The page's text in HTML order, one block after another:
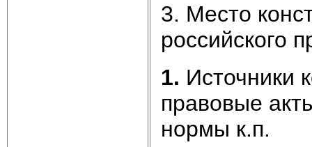
3. Место
российского
1. Источники
правовые
нормы к.п.